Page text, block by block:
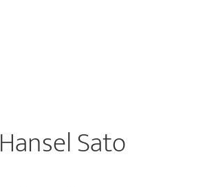
Hansel Sato